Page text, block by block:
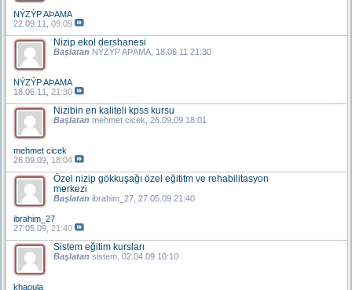
NÝZÝP AÞAMA
22.09.11, 09:09
Nizip ekol dershanesi
Başlatan NÝZÝP AÞAMA, 18.06.11 21:30
NÝZÝP AÞAMA
18.06.11, 21:30
Nizibin en kaliteli kpss kursu
Başlatan mehmet cicek, 26.09.09 18:01
mehmet cicek
26.09.09, 18:04
Özel nizip gökkuşağı özel eğititm ve rehabilitasyon
merkezi
Başlatan ibrahim_27 , 27.05.09 21:40
ibrahim_27
27.05.09, 21:40
Sistem eğitim kursları
Başlatan sistem , 02.04.09 10:10
khaoula